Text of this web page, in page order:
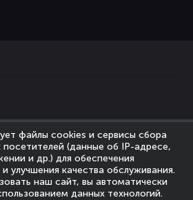
файлы cookies и сервисы сбора
посетителей (данные об IP-адресе,
и др.) для обеспечения
улучшения качества обслуживания.
наш сайт, вы автоматически
данных технологий.